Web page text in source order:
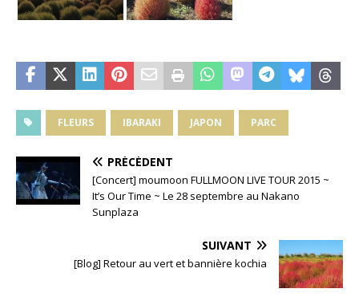
FLEURS IBARAKI JAPON PARC
PRÉCÉDENT
[Concert] moumoon FULLMOON LIVE TOUR 2015 ~
It’s Our Time ~ Le 28 septembre au Nakano
Sunplaza
SUIVANT
[Blog] Retour au vert et bannière kochia